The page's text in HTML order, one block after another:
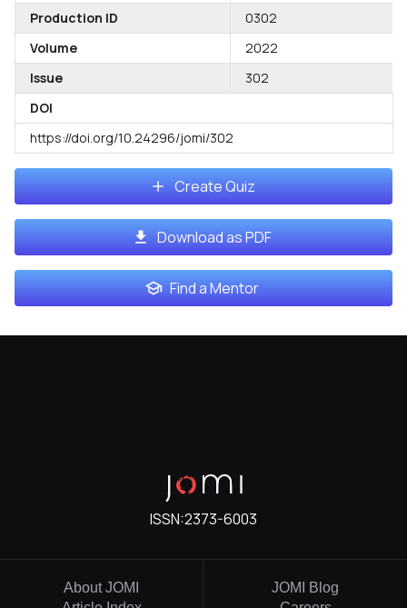
Production ID
0302
Volume
2022
Issue
302
DOI
https://doi.org/10.24296/jomi/302
Create Quiz
Download as PDF
Find a Mentor
ISSN:2373-6003
About JOMI
JOMI Blog